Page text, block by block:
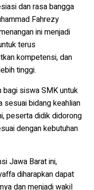
dan rasa bangga
Fahrezy
ini menjadi
terus
kompetensi, dan
tinggi.
bagi siswa SMK untuk
sesuai bidang keahlian
peserta didik didorong
dengan kebutuhan
Jawa Barat ini,
diharapkan dapat
dan menjadi wakil